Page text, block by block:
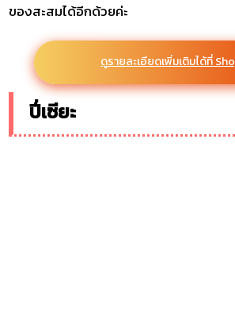
ของสะสมได้อีกด้วยค่ะ
ดูรายละเอียดเพิ่มเติมได้ที่
ปี่เซียะ